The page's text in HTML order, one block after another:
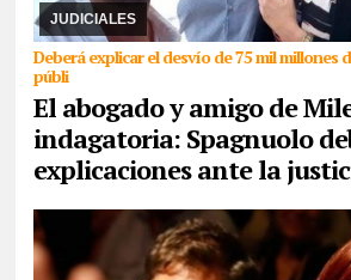
JUDICIALES
Deberá explicar el desvío de 75 mil millones
públi
El abogado y amigo de
indagatoria: Spagnuolo
explicaciones ante la
el juez de la causa, el ex funcionar ...